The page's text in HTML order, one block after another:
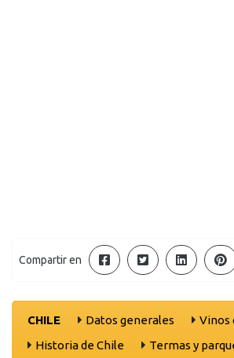
Compartir en
CHILE Datos generales
Vinos
Historia de Chile
Termas y